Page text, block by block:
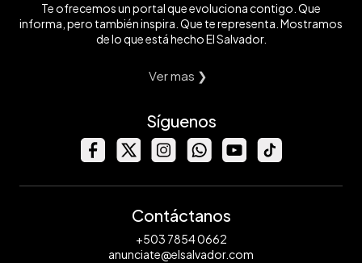
Te ofrecemos un portal que evoluciona contigo. Que
informa, pero también inspira. Que te representa. Mostramos
de lo que está hecho El Salvador.
Ver mas ❯
Síguenos
Contáctanos
+503 7854 0662
anunciate@elsalvador.com